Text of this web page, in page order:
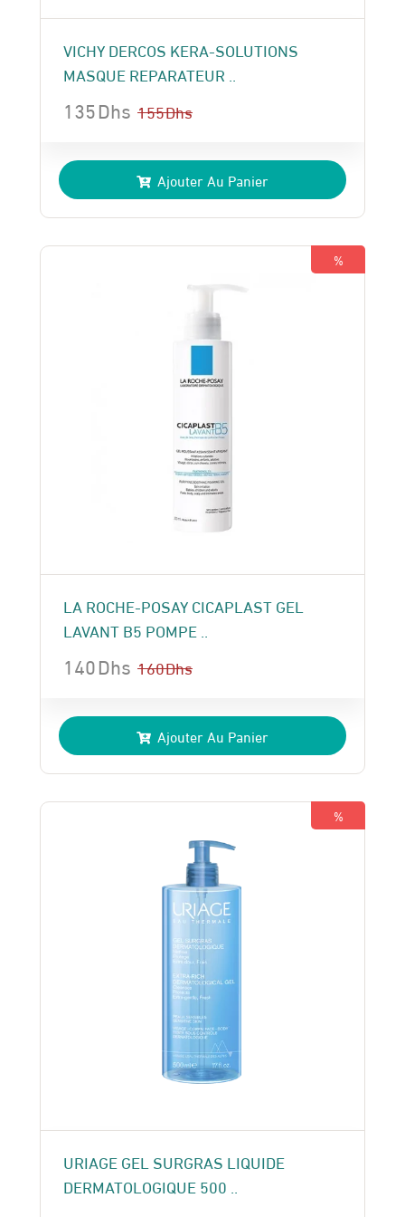
VICHY DERCOS KERA-SOLUTIONS
MASQUE REPARATEUR ..
155Dhs
prix
initial
était :
155 Dhs.
135Dhs
prix
actuel
est :
135 Dhs.
Ajouter Au Panier
%
LA ROCHE-POSAY CICAPLAST GEL
LAVANT B5 POMPE ..
160Dhs
prix
initial
était :
160 Dhs.
140Dhs
prix
actuel
est :
140 Dhs.
Ajouter Au Panier
%
URIAGE GEL SURGRAS LIQUIDE
DERMATOLOGIQUE 500 ..